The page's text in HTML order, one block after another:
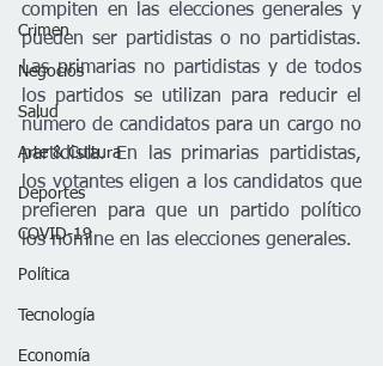
Crimen
Negocios
Salud
Arte & Cultura
Deportes
COVID-19
Política
Tecnología
Economía
compiten en las elecciones generales y
pueden ser partidistas o no partidistas.
Las primarias no partidistas y de todos
los partidos se utilizan para reducir el
número de candidatos para un cargo no
partidista. En las primarias partidistas,
los votantes eligen a los candidatos que
prefieren para que un partido político
los nomine en las elecciones generales.